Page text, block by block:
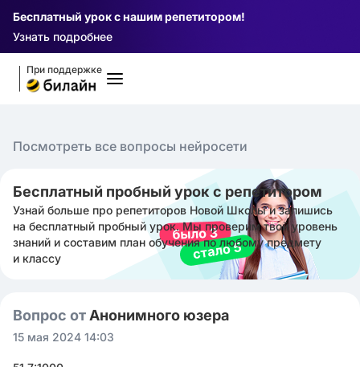
Бесплатный урок с нашим репетитором!
Узнать подробнее
При поддержке
Посмотреть все вопросы нейросети
Бесплатный пробный урок с репетитором
Узнай больше про репетиторов Новой Школы и запишись
на бесплатный пробный урок. Мы проверим твой уровень
знаний и составим план обучения по любому предмету
и классу
Вопрос от Анонимного юзера
15 мая 2024 14:03